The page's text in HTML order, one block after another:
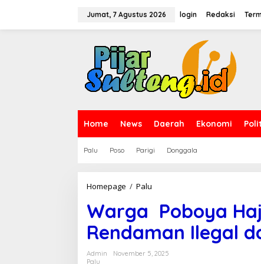
Jumat, 7 Agustus 2026 login Redaksi
Home News Daerah Ekonomi
Palu Poso Parigi Donggala
Homepage / Palu
a
P
Warga Poboya
Rendaman Ilegal
Admin
November 5, 2025
Palu